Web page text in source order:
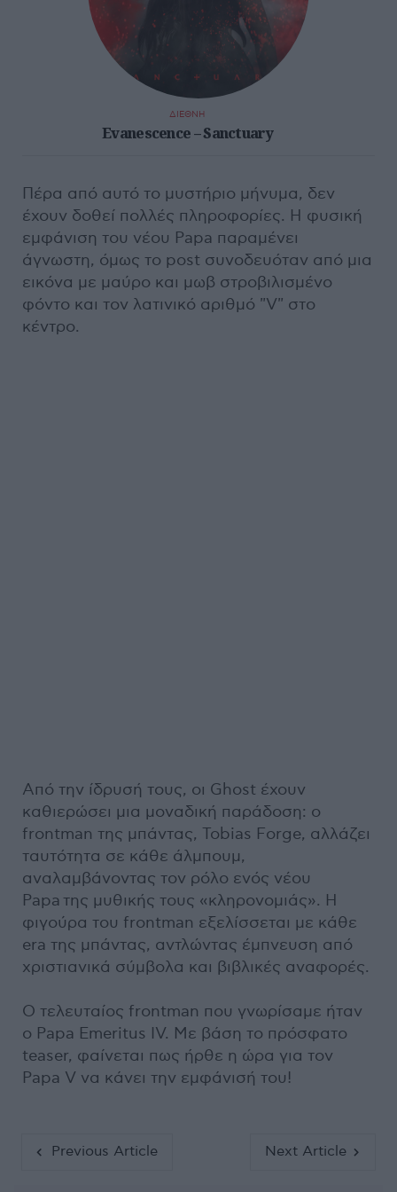
ΔΙΕΘΝΗ
Evanescence – Sanctuary
Πέρα από αυτό το μυστήριο μήνυμα, δεν
έχουν δοθεί πολλές πληροφορίες. Η φυσική
εμφάνιση του νέου Papa παραμένει
άγνωστη, όμως το post συνοδευόταν από μια
εικόνα με μαύρο και μωβ στροβιλισμένο
φόντο και τον λατινικό αριθμό "V" στο
κέντρο.
Από την ίδρυσή τους, οι Ghost έχουν
καθιερώσει μια μοναδική παράδοση: ο
frontman της μπάντας, Tobias Forge, αλλάζει
ταυτότητα σε κάθε άλμπουμ,
αναλαμβάνοντας τον ρόλο ενός νέου
Papa της μυθικής τους «κληρονομιάς». Η
φιγούρα του frontman εξελίσσεται με κάθε
era της μπάντας, αντλώντας έμπνευση από
χριστιανικά σύμβολα και βιβλικές αναφορές.
Ο τελευταίος frontman που γνωρίσαμε ήταν
ο Papa Emeritus IV. Με βάση το πρόσφατο
teaser, φαίνεται πως ήρθε η ώρα για τον
Papa V να κάνει την εμφάνισή του!
Previous Article Next Article